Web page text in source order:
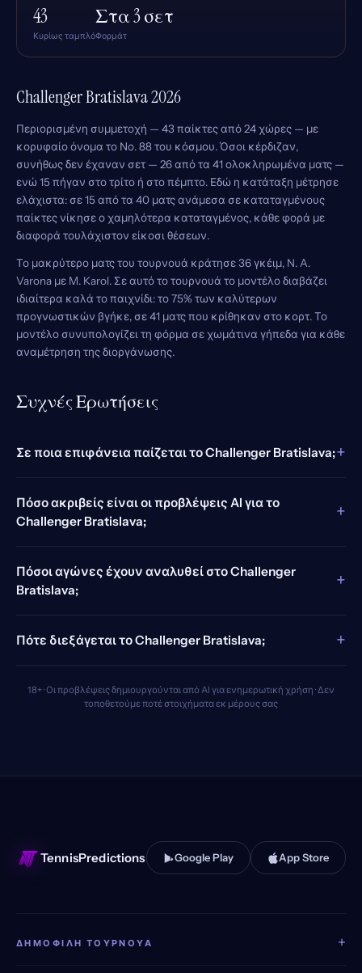
43
Κυρίως ταμπλό
Στα 3 σετ
Φορμάτ
Challenger Bratislava 2026
Περιορισμένη συμμετοχή — 43 παίκτες από 24 χώρες — με
κορυφαίο όνομα το Νο. 88 του κόσμου. Όσοι κέρδιζαν,
συνήθως δεν έχαναν σετ — 26 από τα 41 ολοκληρωμένα ματς —
ενώ 15 πήγαν στο τρίτο ή στο πέμπτο. Εδώ η κατάταξη μέτρησε
ελάχιστα: σε 15 από τα 40 ματς ανάμεσα σε καταταγμένους
παίκτες νίκησε ο χαμηλότερα καταταγμένος, κάθε φορά με
διαφορά τουλάχιστον είκοσι θέσεων.
Το μακρύτερο ματς του τουρνουά κράτησε 36 γκέιμ, N. A.
Varona με M. Karol. Σε αυτό το τουρνουά το μοντέλο διαβάζει
ιδιαίτερα καλά το παιχνίδι: το 75% των καλύτερων
προγνωστικών βγήκε, σε 41 ματς που κρίθηκαν στο κορτ. Το
μοντέλο συνυπολογίζει τη φόρμα σε χωμάτινα γήπεδα για κάθε
αναμέτρηση της διοργάνωσης.
Συχνές Ερωτήσεις
Σε ποια επιφάνεια παίζεται το Challenger Bratislava;+
Πόσο ακριβείς είναι οι προβλέψεις AI για το
Challenger Bratislava;
+
Πόσοι αγώνες έχουν αναλυθεί στο Challenger
Bratislava;
+
Πότε διεξάγεται το Challenger Bratislava; +
18+ · Οι προβλέψεις δημιουργούνται από AI για ενημερωτική χρήση · Δεν
τοποθετούμε ποτέ στοιχήματα εκ μέρους σας
TennisPredictions Google Play App Store
ΔΗΜΟΦΙΛΉ ΤΟΥΡΝΟΥΆ +